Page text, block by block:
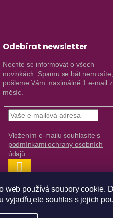
web používá soubory cookie.
vyjadřujete souhlas s jejich
Odebírat newsletter
Nechte se informovat o všech
novinkách. Spamu se bát nemusíte,
pošleme Vám maximálně 1 e-mail
měsíc.
Vložením e-mailu souhlasíte s
podmínkami ochrany osobních
údajů.
PŘIHLÁSIT